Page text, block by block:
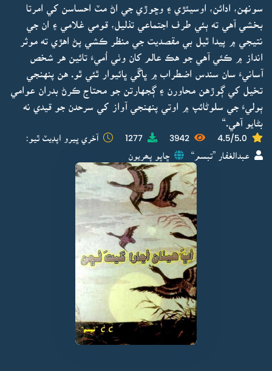
سونهن، ادائن، اوسيئڙي ۽ وڇوڙي جي اڻ مٽ احساسن کي امرتا
بخشي آهي ته ٻئي طرف اجتماعي تذليل، قومي غلامي ۽ ان جي
نتيجي ۾ پيدا ٿيل بي مقصديت جي منظر ڪشي پڻ اهڙي ته موثر
انداز ۾ ڪئي آهي جو هڪ عالم کان وٺي اُميءَ تائين هر شخص
آسانيءَ سان سندس اضطراب ۾ ڀاڱي ڀائيوار ٿئي ٿو. هن پنهنجي
تخيل کي ڳوڙهن محاورن ۽ ڳجهارتن جو محتاج ڪرڻ بدران عوامي
ٻوليءَ جي سلوڻائپ ۾ اوتي پنهنجي آواز کي سرحدن جو قيدي نه
بڻايو آهي.“
4.5/5.0
3942
1277 آخري ڀيرو اپڊيٽ ٿيو:
عبدالغفار ”تبسم“ ڇاپو پھريون